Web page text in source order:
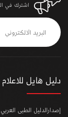
اشترك في
دليل هايل للاعلام
إصدارالدليل الطبى